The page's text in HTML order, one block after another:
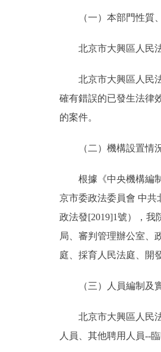
（一）本部門性質、
北京市大興區人民法
北京市大興區人民法
確有錯誤的已發生法律
的案件。
（二）機構設置情
根據《中央機構編制
京市委政法委員會 中共
政法發[2019]1號），
局、審判管理辦公室、
庭、採育人民法庭、開
（三）人員編制及
北京市大興區人民法
人員、其他聘用人員--